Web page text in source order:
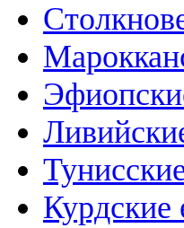
Курдские